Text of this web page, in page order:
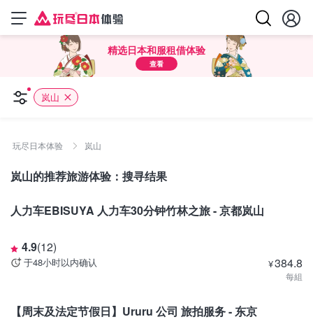
精选日本和服租借体验
查看
岚山
玩尽日本体验 岚山
岚山的推荐旅游体验：搜寻结果
京都
人力车EBISUYA 人力车30分钟竹林之旅 - 京都岚山
4.9(12)
于48小时以内确认 ¥384.8
每組
【周末及法定节假日】Ururu 公司 旅拍服务 - 东京